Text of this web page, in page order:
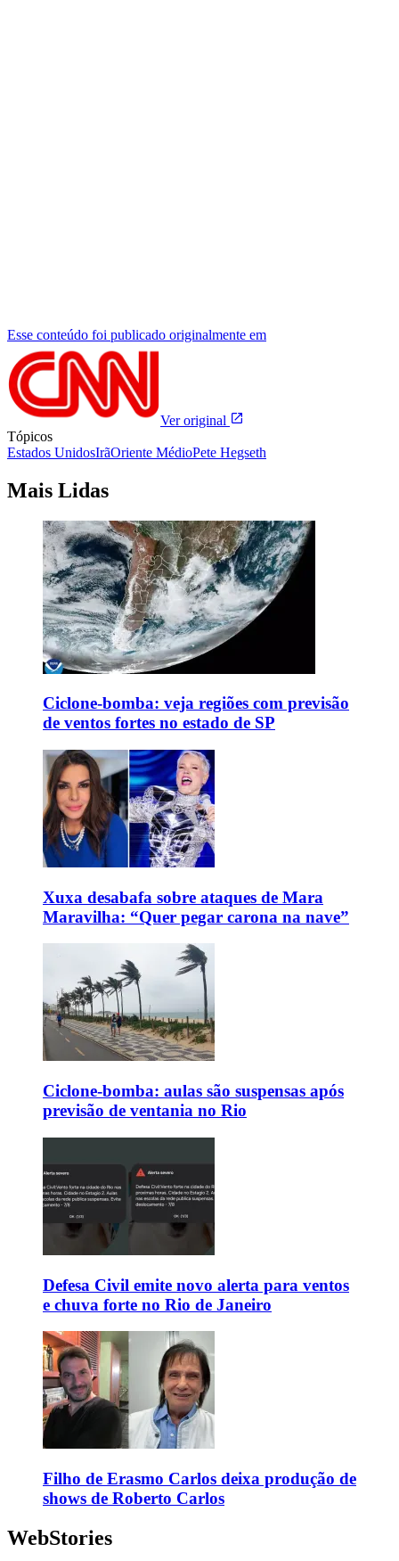
Esse conteúdo foi publicado originalmente em
Ver original
Tópicos
Estados UnidosIrãOriente MédioPete Hegseth
Mais Lidas
Ciclone-bomba: veja regiões com previsão
de ventos fortes no estado de SP
Xuxa desabafa sobre ataques de Mara
Maravilha: “Quer pegar carona na nave”
Ciclone-bomba: aulas são suspensas após
previsão de ventania no Rio
Defesa Civil emite novo alerta para ventos
e chuva forte no Rio de Janeiro
Filho de Erasmo Carlos deixa produção de
shows de Roberto Carlos
WebStories